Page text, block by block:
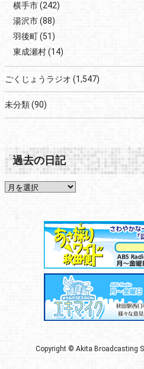
横手市(242)
湯沢市(88)
羽後町(51)
東成瀬村(14)
ごくじょうラジオ (1,547)
未分類(90)
過去の日記
Copyright © Akita Broadcasting